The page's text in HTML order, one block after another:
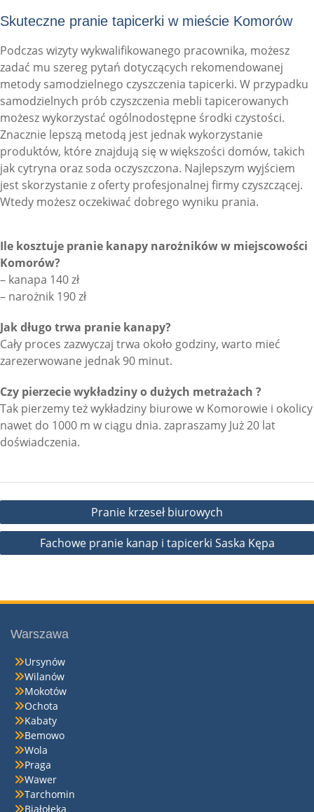
Skuteczne pranie tapicerki w mieście Komorów
Podczas wizyty wykwalifikowanego pracownika, możesz
zadać mu szereg pytań dotyczących rekomendowanej
metody samodzielnego czyszczenia tapicerki. W przypadku
samodzielnych prób czyszczenia mebli tapicerowanych
możesz wykorzystać ogólnodostępne środki czystości.
Znacznie lepszą metodą jest jednak wykorzystanie
produktów, które znajdują się w większości domów, takich
jak cytryna oraz soda oczyszczona. Najlepszym wyjściem
jest skorzystanie z oferty profesjonalnej firmy czyszczącej.
Wtedy możesz oczekiwać dobrego wyniku prania.
Ile kosztuje pranie kanapy narożników w miejscowości
Komorów?
– kanapa 140 zł
– narożnik 190 zł
Jak długo trwa pranie kanapy?
Cały proces zazwyczaj trwa około godziny, warto mieć
zarezerwowane jednak 90 minut.
Czy pierzecie wykładziny o dużych metrażach ?
Tak pierzemy też wykładziny biurowe w Komorowie i okolicy
nawet do 1000 m w ciągu dnia. zapraszamy Już 20 lat
doświadczenia.
Nawigacja
wpisu
Pranie krzeseł biurowych
Fachowe pranie kanap i tapicerki Saska Kępa
Warszawa
Ursynów
Wilanów
Mokotów
Ochota
Kabaty
Bemowo
Wola
Praga
Wawer
Tarchomin
Białołęka